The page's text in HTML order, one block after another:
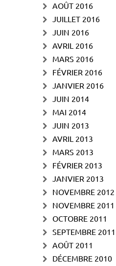
AOÛT 2016
JUILLET 2016
JUIN 2016
AVRIL 2016
MARS 2016
FÉVRIER 2016
JANVIER 2016
JUIN 2014
MAI 2014
JUIN 2013
AVRIL 2013
MARS 2013
FÉVRIER 2013
JANVIER 2013
NOVEMBRE 2012
NOVEMBRE 2011
OCTOBRE 2011
SEPTEMBRE 2011
AOÛT 2011
DÉCEMBRE 2010